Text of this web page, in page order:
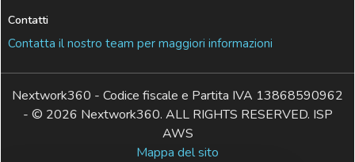
Contatti
Contatta il nostro team per maggiori informazioni
Nextwork360 - Codice fiscale e Partita IVA 13868590962
- © 2026 Nextwork360. ALL RIGHTS RESERVED. ISP
AWS
Mappa del sito